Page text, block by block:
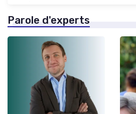
Parole d'experts